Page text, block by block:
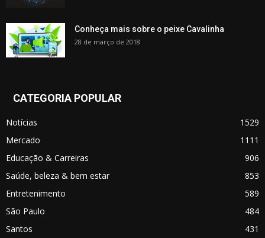
Conheça mais sobre o peixe Cavalinha
28 de março de 2018
CATEGORIA POPULAR
Notícias
1529
Mercado
1111
Educação & Carreiras
906
Saúde, beleza & bem estar
853
Entretenimento
589
São Paulo
484
Santos
431